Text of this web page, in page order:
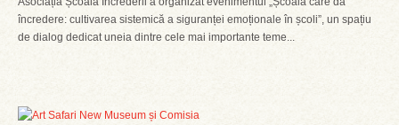
încredere: cultivarea sistemică a siguranței emoționale în școli”, un spațiu
de dialog dedicat uneia dintre cele mai importante teme...